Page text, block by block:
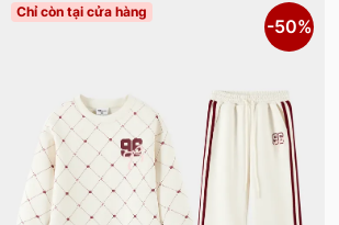
Chỉ còn tại cửa hàng
-50%